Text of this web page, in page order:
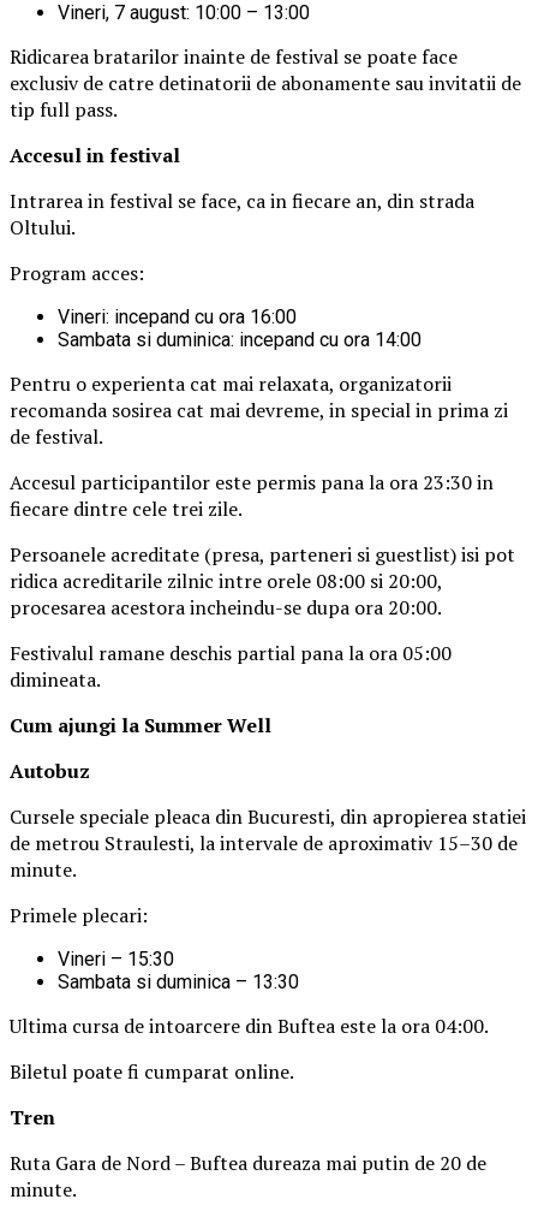
Vineri, 7 august: 10:00 – 13:00
Ridicarea bratarilor inainte de festival se poate face
exclusiv de catre detinatorii de abonamente sau invitatii de
tip full pass.
Accesul in festival
Intrarea in festival se face, ca in fiecare an, din strada
Oltului.
Program acces:
Vineri: incepand cu ora 16:00
Sambata si duminica: incepand cu ora 14:00
Pentru o experienta cat mai relaxata, organizatorii
recomanda sosirea cat mai devreme, in special in prima zi
de festival.
Accesul participantilor este permis pana la ora 23:30 in
fiecare dintre cele trei zile.
Persoanele acreditate (presa, parteneri si guestlist) isi pot
ridica acreditarile zilnic intre orele 08:00 si 20:00,
procesarea acestora incheindu-se dupa ora 20:00.
Festivalul ramane deschis partial pana la ora 05:00
dimineata.
Cum ajungi la Summer Well
Autobuz
Cursele speciale pleaca din Bucuresti, din apropierea statiei
de metrou Straulesti, la intervale de aproximativ 15–30 de
minute.
Primele plecari:
Vineri – 15:30
Sambata si duminica – 13:30
Ultima cursa de intoarcere din Buftea este la ora 04:00.
Biletul poate fi cumparat online.
Tren
Ruta Gara de Nord – Buftea dureaza mai putin de 20 de
minute.